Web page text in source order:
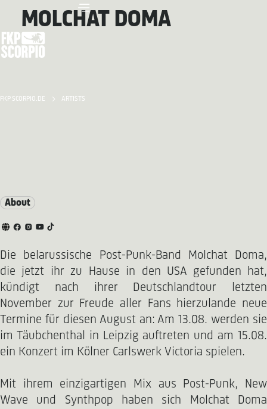
FKP SCORPIO.DE ARTISTS
MOLCHAT DOMA
About
Die belarussische Post-Punk-Band Molchat Doma,
die jetzt ihr zu Hause in den USA gefunden hat,
kündigt nach ihrer Deutschlandtour letzten
November zur Freude aller Fans hierzulande neue
Termine für diesen August an: Am 13.08. werden sie
im Täubchenthal in Leipzig auftreten und am 15.08.
ein Konzert im Kölner Carlswerk Victoria spielen.
Mit ihrem einzigartigen Mix aus Post-Punk, New
Wave und Synthpop haben sich Molchat Doma